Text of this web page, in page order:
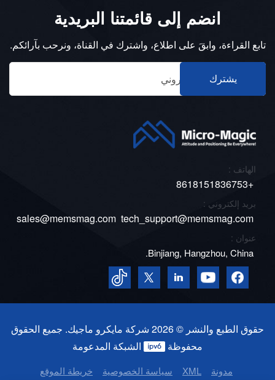
المحمول جواً، والبوصلات الجيروسكوبية البحرية.
انضم إلى قائمتنا البريدية
تابع القراءة، وابقَ على اطلاع، واشترك في القناة، ونرحب بآرائكم.
يشترك
الهاتف :
+8618151836753
بريد إلكتروني :
sales@memsmag.com tech_support@memsmag.com
عنوان :
Binjiang, Hangzhou, China.
حقوق الطبع والنشر © 2026 شركة مايكرو ماجيك. جميع الحقوق
محفوظة
الشبكة المدعومة
مدونة XML سياسة الخصوصية خريطة الموقع